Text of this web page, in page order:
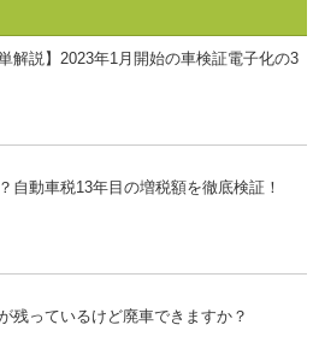
解説】2023年1月開始の車検証電子化の3
自動車税13年目の増税額を徹底検証！
残っているけど廃車できますか？